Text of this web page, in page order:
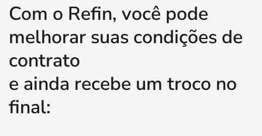
Com o Refin, você pode
melhorar suas condições de
contrato
e ainda recebe um troco no
final: